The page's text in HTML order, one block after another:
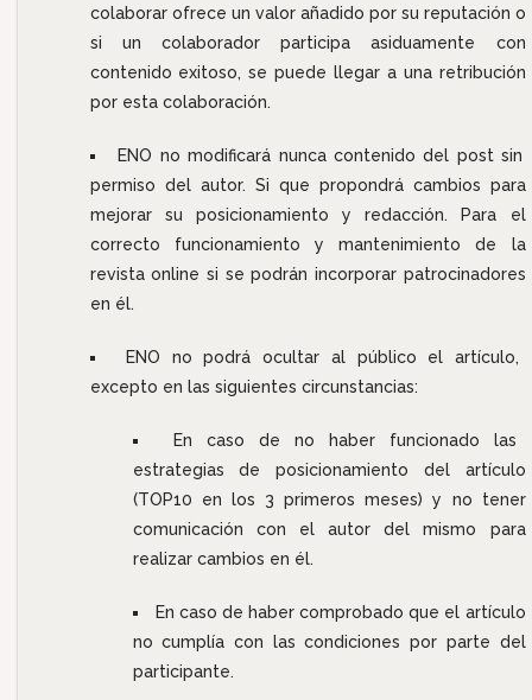
colaborar ofrece un valor añadido por su reputación o
si un colaborador participa asiduamente con
contenido exitoso, se puede llegar a una retribución
por esta colaboración.
ENO no modificará nunca contenido del post sin
permiso del autor. Si que propondrá cambios para
mejorar su posicionamiento y redacción. Para el
correcto funcionamiento y mantenimiento de la
revista online si se podrán incorporar patrocinadores
en él.
ENO no podrá ocultar al público el artículo,
excepto en las siguientes circunstancias:
En caso de no haber funcionado las
estrategias de posicionamiento del artículo
(TOP10 en los 3 primeros meses) y no tener
comunicación con el autor del mismo para
realizar cambios en él.
En caso de haber comprobado que el artículo
no cumplía con las condiciones por parte del
participante.